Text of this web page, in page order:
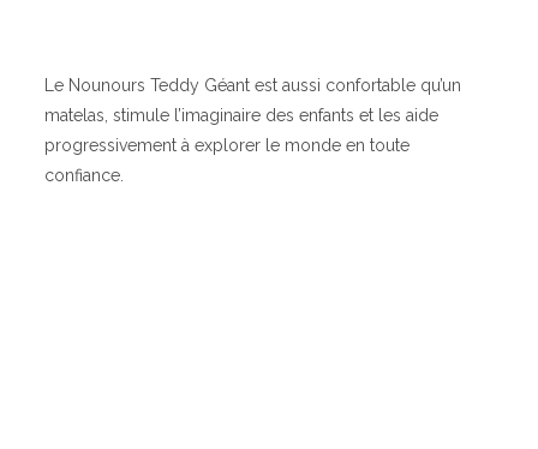
Le Nounours Teddy Géant est aussi confortable qu’un
matelas, stimule l’imaginaire des enfants et les aide
progressivement à explorer le monde en toute
confiance.